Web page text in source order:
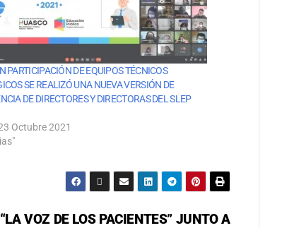
PARTICIPACIÓN DE EQUIPOS TÉCNICOS
SE REALIZÓ UNA NUEVA VERSIÓN DE
DE DIRECTORES Y DIRECTORAS DEL SLEP
Octubre 2021
VOZ DE LOS PACIENTES” JUNTO A